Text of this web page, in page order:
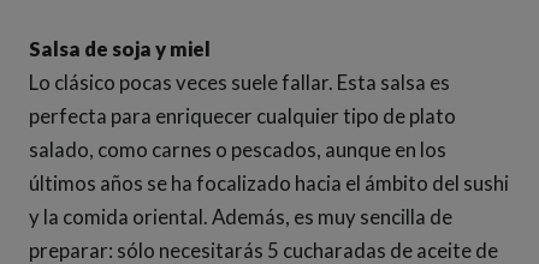
Salsa de soja y miel
Lo clásico pocas veces suele fallar. Esta salsa es
perfecta para enriquecer cualquier tipo de plato
salado, como carnes o pescados, aunque en los
últimos años se ha focalizado hacia el ámbito del sushi
y la comida oriental. Además, es muy sencilla de
preparar: sólo necesitarás 5 cucharadas de aceite de